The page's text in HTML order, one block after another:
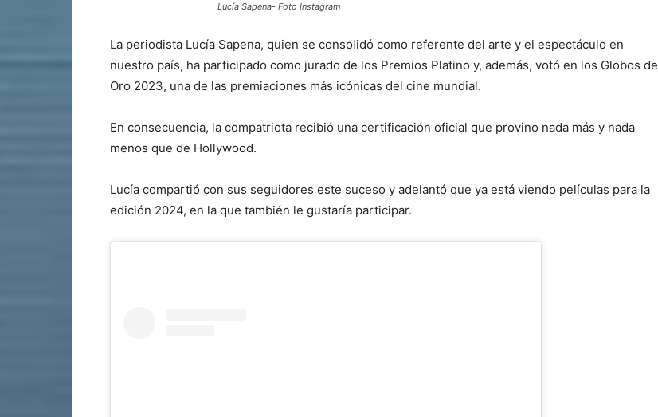
Lucía Sapena- Foto Instagram
La periodista Lucía Sapena, quien se consolidó como referente del arte y el espectáculo en
nuestro país, ha participado como jurado de los Premios Platino y, además, votó en los Globos de
Oro 2023, una de las premiaciones más icónicas del cine mundial.
En consecuencia, la compatriota recibió una certificación oficial que provino nada más y nada
menos que de Hollywood.
Lucía compartió con sus seguidores este suceso y adelantó que ya está viendo películas para la
edición 2024, en la que también le gustaría participar.